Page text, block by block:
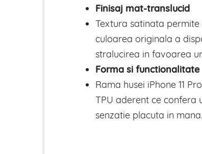
Finisaj mat-translucid
Textura satinata
culoarea originala a
stralucirea in favoarea
Forma si functionalitate
Rama husei iPhone 11
TPU aderent ce confera
senzatie placuta in mana.